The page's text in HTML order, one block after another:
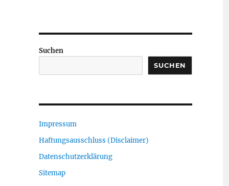
Suchen
SUCHEN
Impressum
Haftungsausschluss (Disclaimer)
Datenschutzerklärung
Sitemap